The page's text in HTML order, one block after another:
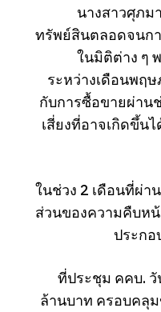
นางสาวศุภ
ทรัพย์สินตลอดจนก
ในมิติต่าง ๆ
ระหว่างเดือนพฤ
กับการซื้อขายผ่าน
เสี่ยงที่อาจเกิดขึ้น
ในช่วง 2 เดือนที่ผ่า
ส่วนของความคืบห
ประก
ที่ประชุม คคบ.
ล้านบาท ครอบคลุ